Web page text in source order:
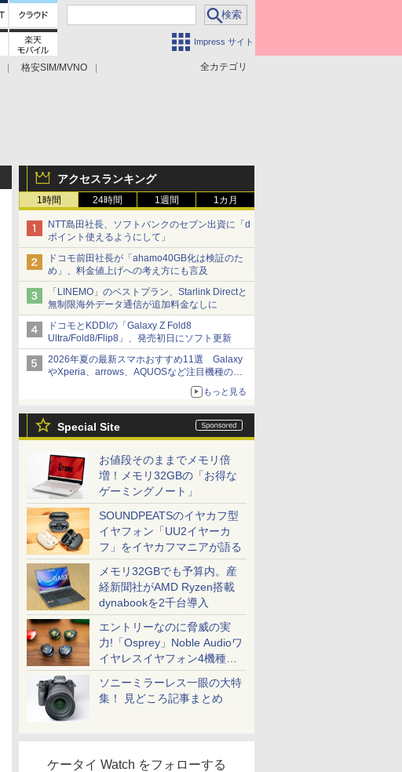
Impress サイト
全カテゴリ
格安SIM/MVNO
アクセスランキング
1時間 24時間 1週間 1カ月
NTT島田社長、ソフトバンクのセブン出資に「d
ポイント使えるようにして」
ドコモ前田社長が「ahamo40GB化は検証のた
め」、料金値上げへの考え方にも言及
「LINEMO」のベストプラン、Starlink Directと
無制限海外データ通信が追加料金なしに
ドコモとKDDIの「Galaxy Z Fold8
Ultra/Fold8/Flip8」、発売初日にソフト更新
2026年夏の最新スマホおすすめ11選 Galaxy
やXperia、arrows、AQUOSなど注目機種の特
もっと見る
Special Site
お値段そのままでメモリ倍
増！メモリ32GBの「お得な
ゲーミングノート」
SOUNDPEATSのイヤカフ型
イヤフォン「UU2イヤーカ
フ」をイヤカフマニアが語る
メモリ32GBでも予算内。産
経新聞社がAMD Ryzen搭載
dynabookを2千台導入
エントリーなのに脅威の実
力!「Osprey」Noble Audioワ
イヤレスイヤフォン4機種を
一気に聴く
ソニーミラーレス一眼の大特
集！ 見どころ記事まとめ
ケータイ Watch をフォローする